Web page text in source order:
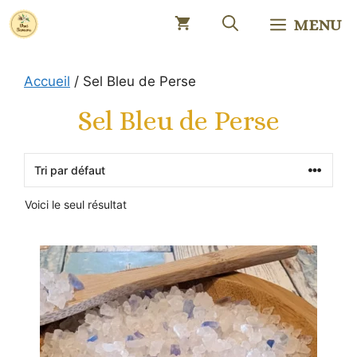
Aller
au
MENU
Accueil / Sel Bleu de Perse
Sel Bleu de Perse
Voici le seul résultat
Ce
produit
plusieurs
variations.
Les